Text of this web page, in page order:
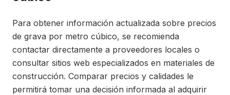
Para obtener información actualizada sobre precios
de grava por metro cúbico, se recomienda
contactar directamente a proveedores locales o
consultar sitios web especializados en materiales de
construcción. Comparar precios y calidades le
permitirá tomar una decisión informada al adquirir